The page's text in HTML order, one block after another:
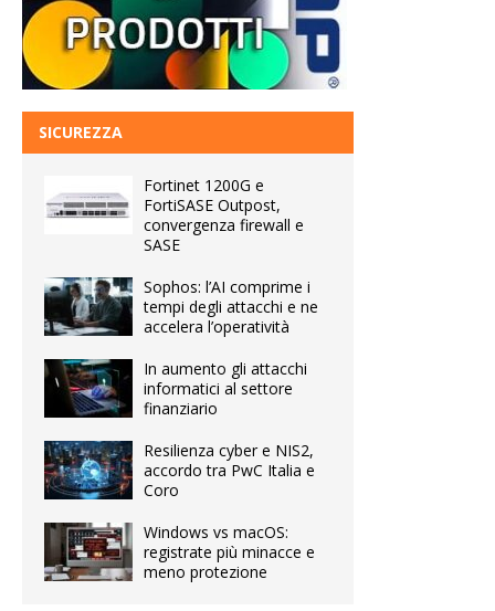
SICUREZZA
Fortinet 1200G e
FortiSASE Outpost,
convergenza firewall e
SASE
Sophos: l’AI comprime i
tempi degli attacchi e ne
accelera l’operatività
In aumento gli attacchi
informatici al settore
finanziario
Resilienza cyber e NIS2,
accordo tra PwC Italia e
Coro
Windows vs macOS:
registrate più minacce e
meno protezione